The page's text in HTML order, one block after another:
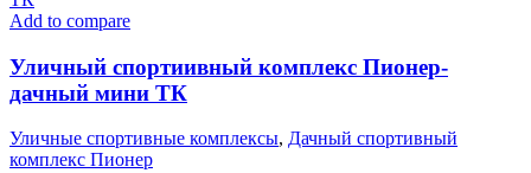
Add to compare
Уличный спортиивный комплекс Пионер-
дачный мини ТК
Уличные спортивные комплексы, Дачный спортивный
комплекс Пионер